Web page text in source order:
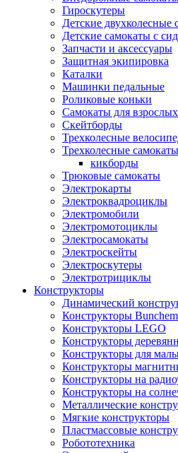
Гироскутеры
Детские двухколесные
Детские самокаты с
Запчасти и аксессуары
Защитная экипировка
Каталки
Машинки педальные
Роликовые коньки
Самокаты для взрослых
Скейтборды
Трехколесные
Трехколесные самокаты
кикборды
Трюковые самокаты
Электрокарты
Электроквадроциклы
Электромобили
Электромотоциклы
Электросамокаты
Электроскейты
Электроскутеры
Электротрициклы
Конструкторы
Динамический
Конструкторы
Конструкторы LEGO
Конструкторы
Конструкторы для
Конструкторы
Конструкторы на
Конструкторы на
Металлические
Мягкие конструкторы
Пластмассовые
Робототехника